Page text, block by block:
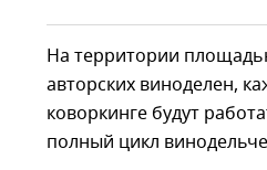
На территории
авторских виноделен,
коворкинге будут
полный цикл